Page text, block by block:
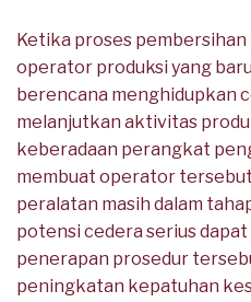
Ketika proses
operator produksi yang
berencana menghidupkan
melanjutkan aktivitas
keberadaan perangkat
membuat operator
peralatan masih dalam
potensi cedera serius
penerapan prosedur
peningkatan kepatuhan